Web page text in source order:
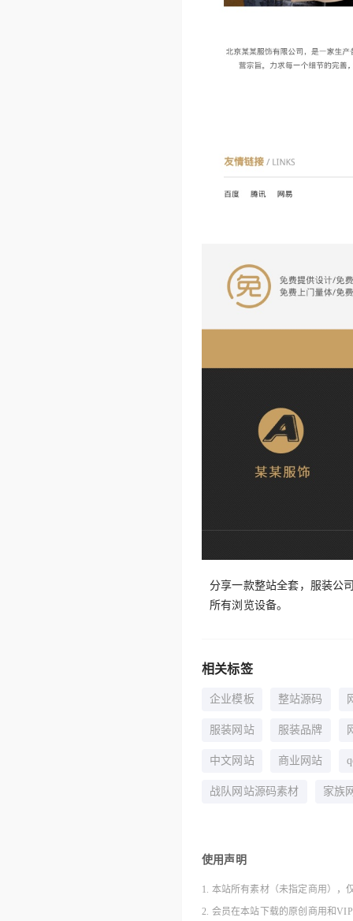
分享一款整站全套，服装公
所有浏览设备。
相关标签
企业模板 整站源码
服装网站 服装品牌
中文网站 商业网站
战队网站源码素材 家族
使用声明
1. 本站所有素材（未指定商用），
2. 会员在本站下载的原创商用和